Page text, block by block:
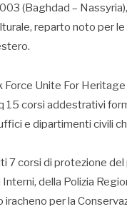
(Baghdad –
reparto noto per
Force Unite For
15 corsi addestrativi
e dipartimenti civili
7 corsi di protezione
della Polizia
iracheno per la